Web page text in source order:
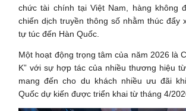
chức tài chính tại Việt Nam, hàng không
chiến dịch truyền thông số nhằm thúc đẩy
tự túc đến Hàn Quốc.
Một hoạt động trọng tâm của năm 2026 là
K” với sự hợp tác của nhiều thương hiệu
mang đến cho du khách nhiều ưu đãi
Quốc dự kiến được triển khai từ tháng 4/